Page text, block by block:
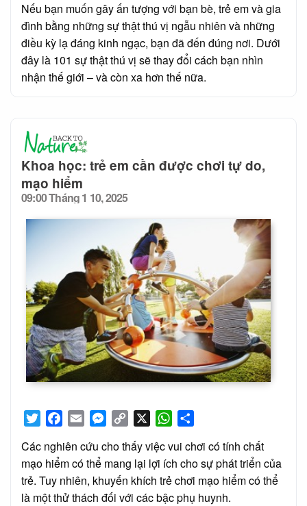
Nếu bạn muốn gây ấn tượng với bạn bè, trẻ em và gia
đình bằng những sự thật thú vị ngẫu nhiên và những
điều kỳ lạ đáng kinh ngạc, bạn đã đến đúng nơi. Dưới
đây là 101 sự thật thú vị sẽ thay đổi cách bạn nhìn
nhận thế giới – và còn xa hơn thế nữa.
TwitterFacebook
Email Messenger
Copy
WhatsApp
Các nghiên cứu cho thấy việc vui chơi có tính chất
mạo hiểm có thể mang lại lợi ích cho sự phát triển của
trẻ. Tuy nhiên, khuyến khích trẻ chơi mạo hiểm có thể
là một thử thách đối với các bậc phụ huynh.
Khoa học: trẻ em cần được chơi tự do,
mạo hiểm
Posted
on
09:00 Tháng 1 10, 2025